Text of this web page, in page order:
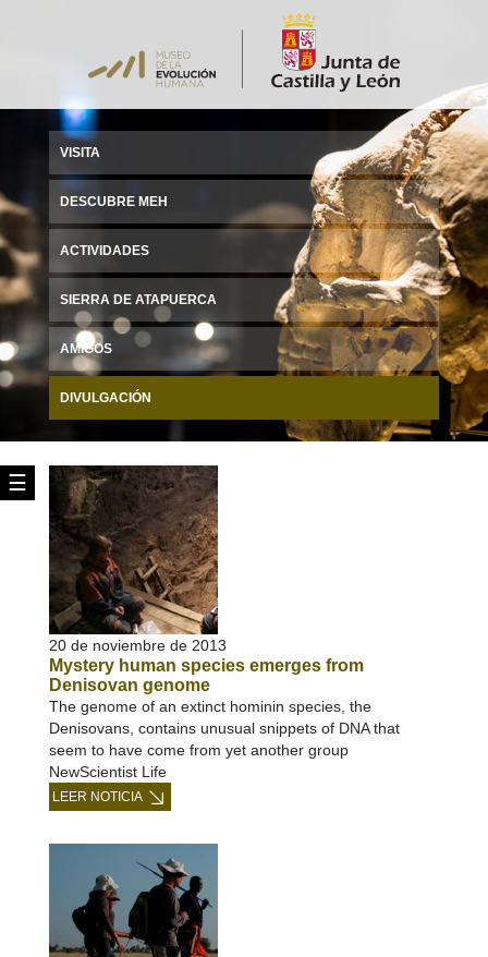
☰
VISITA
DESCUBRE MEH
ACTIVIDADES
SIERRA DE ATAPUERCA
AMIGOS
DIVULGACIÓN
20 de noviembre de 2013
Mystery human species emerges from
Denisovan genome
The genome of an extinct hominin species, the
Denisovans, contains unusual snippets of DNA that
seem to have come from yet another group
NewScientist Life
LEER NOTICIA